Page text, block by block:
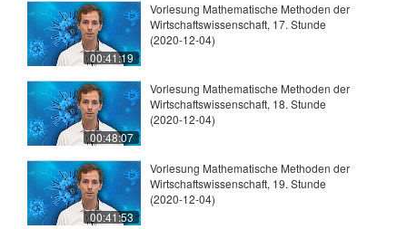
00:41:19
Vorlesung Mathematische Methoden der
Wirtschaftswissenschaft, 17. Stunde
(2020-12-04)
00:48:07
Vorlesung Mathematische Methoden der
Wirtschaftswissenschaft, 18. Stunde
(2020-12-04)
00:41:53
Vorlesung Mathematische Methoden der
Wirtschaftswissenschaft, 19. Stunde
(2020-12-04)